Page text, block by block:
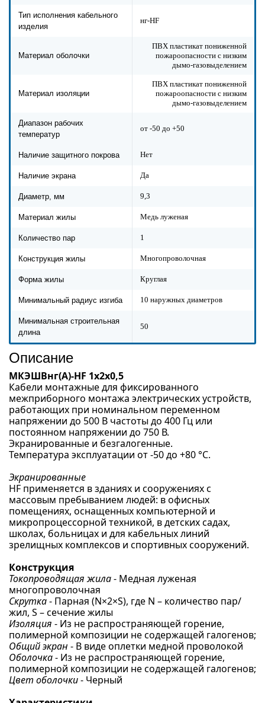
Тип исполнения кабельного
изделия
нг-HF
Материал оболочки
ПВХ пластикат пониженной
пожароопасности с низким
дымо-газовыделением
Материал изоляции
ПВХ пластикат пониженной
пожароопасности с низким
дымо-газовыделением
Диапазон рабочих
температур
от -50 до +50
Наличие защитного покрова Нет
Наличие экрана Да
Диаметр, мм 9,3
Материал жилы Медь луженая
Количество пар 1
Конструкция жилы Многопроволочная
Форма жилы Круглая
Минимальный радиус изгиба 10 наружных диаметров
Минимальная строительная
длина
50
Описание
МКЭШВнг(А)-HF 1х2х0,5
Кабели монтажные для фиксированного
межприборного монтажа электрических устройств,
работающих при номинальном переменном
напряжении до 500 В частоты до 400 Гц или
постоянном напряжении до 750 В.
Экранированные и безгалогенные.
Температура эксплуатации от -50 до +80 °С.
Экранированные
HF применяется в зданиях и сооружениях с
массовым пребыванием людей: в офисных
помещениях, оснащенных компьютерной и
микропроцессорной техникой, в детских садах,
школах, больницах и для кабельных линий
зрелищных комплексов и спортивных сооружений.
Конструкция
Токопроводящая жила- Медная луженая
многопроволочная
Скрутка- Парная (N×2×S), где N – количество пар/
жил, S – сечение жилы
Изоляция - Из не распространяющей горение,
полимерной композиции не содержащей галогенов;
Общий экран - В виде оплетки медной проволокой
Оболочка- Из не распространяющей горение,
полимерной композиции не содержащей галогенов;
Цвет оболочки- Черный